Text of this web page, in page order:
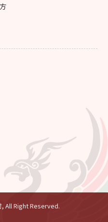
All Right Reserved.